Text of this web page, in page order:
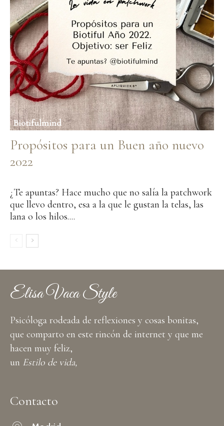
Biotifulmind
Propósitos para un Buen año nuevo
2022
¿Te apuntas? Hace mucho que no salía la patchwork
que llevo dentro, esa a la que le gustan la telas, las
lana o los hilos....
Elisa Vaca Style
Psicóloga rodeada de reflexiones y cosas bonitas,
que comparto en este rincón de internet y que me
hacen muy feliz,
un Estilo de vida,
Contacto